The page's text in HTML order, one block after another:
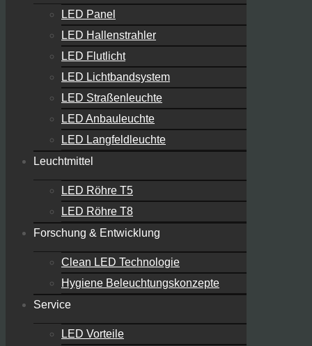
LED Panel
LED Hallenstrahler
LED Flutlicht
LED Lichtbandsystem
LED Straßenleuchte
LED Anbauleuchte
LED Langfeldleuchte
Leuchtmittel
LED Röhre T5
LED Röhre T8
Forschung & Entwicklung
Clean LED Technologie
Hygiene Beleuchtungskonzepte
Service
LED Vorteile